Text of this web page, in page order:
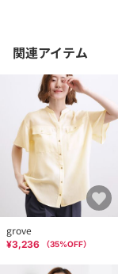
関連アイテム
grove
¥3,236 （35%OFF）